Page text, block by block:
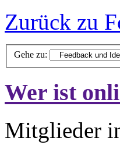
Zurück zu
Gehe zu:
Wer ist
Mitglieder